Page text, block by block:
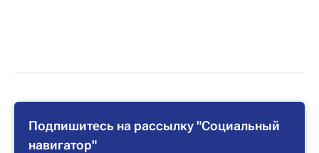
Подпишитесь на рассылку "Социальный
навигатор"